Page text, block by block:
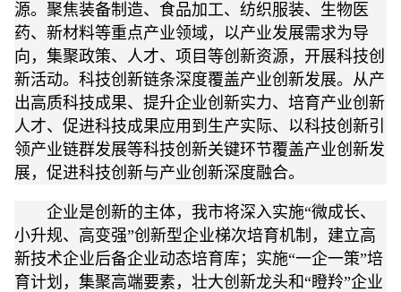
源。聚焦装备制造、食品加工、纺织服装、生物医
药、新材料等重点产业领域，以产业发展需求为导
向，集聚政策、人才、项目等创新资源，开展科技创
新活动。科技创新链条深度覆盖产业创新发展。从产
出高质科技成果、提升企业创新实力、培育产业创新
人才、促进科技成果应用到生产实际、以科技创新引
领产业链群发展等科技创新关键环节覆盖产业创新发
展，促进科技创新与产业创新深度融合。
企业是创新的主体，我市将深入实施“微成长、
小升规、高变强”创新型企业梯次培育机制，建立高
新技术企业后备企业动态培育库；实施“一企一策”培
育计划，集聚高端要素，壮大创新龙头和“瞪羚”企业